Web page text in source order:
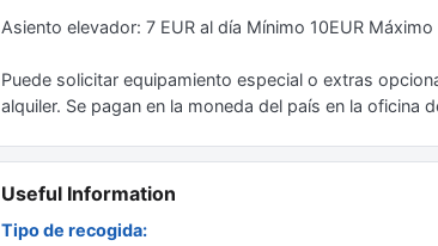
Asiento elevador: 7 EUR al día Mínimo 10EUR
Puede solicitar equipamiento especial o extras
alquiler. Se pagan en la moneda del país en la oficina
Useful Information
Tipo de recogida: